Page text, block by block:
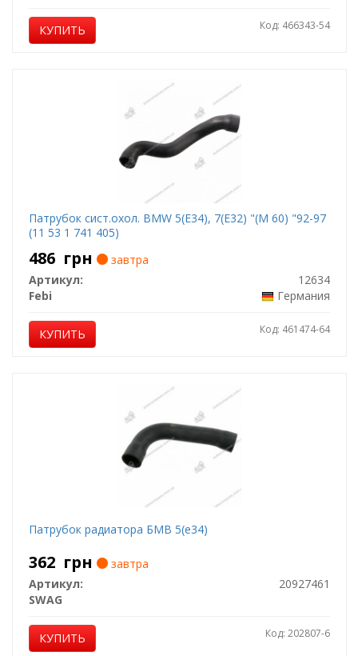
КУПИТЬ Код: 466343-54
Патрубок сист.охол. BMW 5(E34), 7(E32) "(M 60) "92-97
(11 53 1 741 405)
486 грн
завтра
Артикул:
12634
Febi
Германия
КУПИТЬ Код: 461474-64
Патрубок радиатора БМВ 5(е34)
362 грн
завтра
Артикул:
20927461
SWAG
КУПИТЬ Код: 202807-6